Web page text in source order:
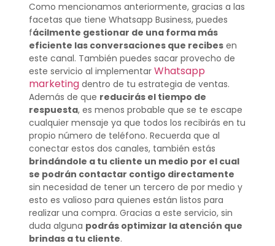
Como mencionamos anteriormente, gracias a las
facetas que tiene Whatsapp Business, puedes
fácilmente gestionar de una forma más
eficiente las conversaciones que recibesen
este canal. También puedes sacar provecho de
este servicio al implementar Whatsapp
marketingdentro de tu estrategia de ventas.
Además de que reducirás el tiempo de
respuesta, es menos probable que se te escape
cualquier mensaje ya que todos los recibirás en tu
propio número de teléfono. Recuerda que al
conectar estos dos canales, también estás
brindándole a tu cliente un medio por el cual
se podrán contactar contigo directamente
sin necesidad de tener un tercero de por medio y
esto es valioso para quienes están listos para
realizar una compra. Gracias a este servicio, sin
duda alguna podrás optimizar la atención que
brindas a tu cliente.